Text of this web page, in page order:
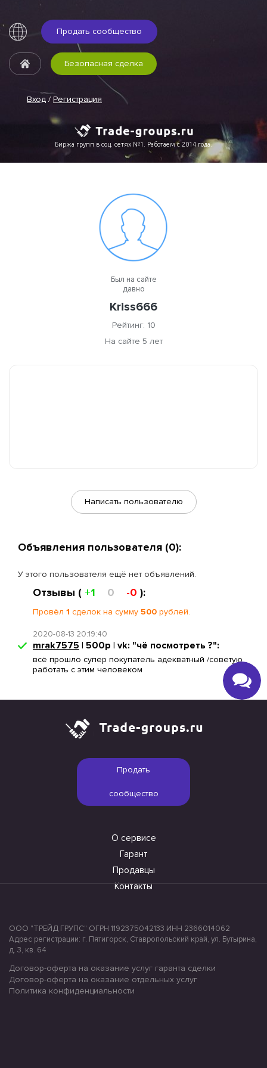
Продать сообщество
Вход / Регистрация
Безопасная сделка
Биржа групп в соц. сетях №1. Работаем с 2014 года.
Был на сайте
давно
Kriss666
Рейтинг: 10
На сайте 5 лет
Написать пользователю
Объявления пользователя (0):
У этого пользователя ещё нет объявлений.
Отзывы ( +1 0 -0 ):
Провёл 1 сделок на сумму 500 рублей.
2020-08-13 20:19:40
mrak7575 | 500р | vk: "чё посмотреть ?":
всё прошло супер покупатель адекватный /советую
работать с этим человеком
Продать
сообщество
О сервисе
Гарант
Продавцы
Контакты
ООО "ТРЕЙД ГРУПС" ОГРН 1192375042133 ИНН 2366014062
Адрес регистрации: г. Пятигорск, Ставропольский край, ул. Бутырина,
д. 3, кв. 64
Договор-оферта на оказание услуг гаранта сделки
Договор-оферта на оказание отдельных услуг
Политика конфиденциальности